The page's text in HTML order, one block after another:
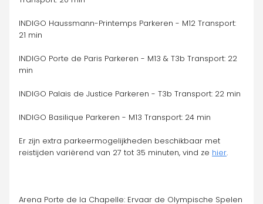
INDIGO Haussmann-Printemps Parkeren - M12 Transport:
21 min
INDIGO Porte de Paris Parkeren - M13 & T3b Transport: 22
min
INDIGO Palais de Justice Parkeren - T3b Transport: 22 min
INDIGO Basilique Parkeren - M13 Transport: 24 min
Er zijn extra parkeermogelijkheden beschikbaar met
reistijden variërend van 27 tot 35 minuten, vind ze hier.
Arena Porte de la Chapelle: Ervaar de Olympische Spelen